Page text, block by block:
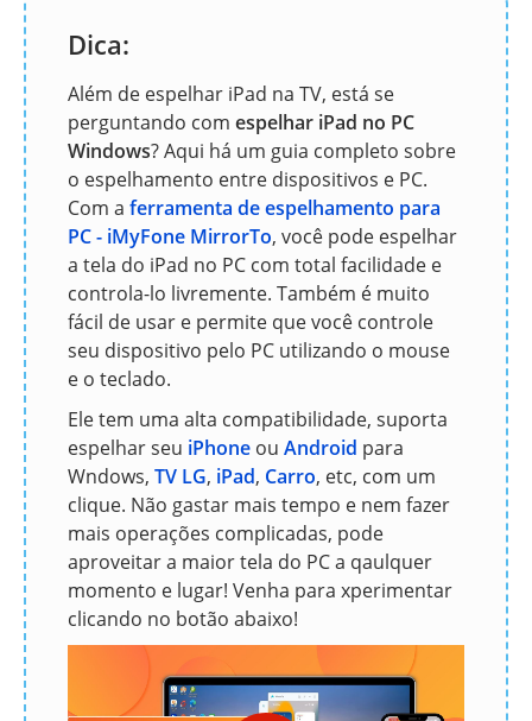
Dica:
Além de espelhar iPad na TV, está se
perguntando com espelhar iPad no PC
Windows? Aqui há um guia completo sobre
o espelhamento entre dispositivos e PC.
Com a ferramenta de espelhamento para
PC - iMyFone MirrorTo, você pode espelhar
a tela do iPad no PC com total facilidade e
controla-lo livremente. Também é muito
fácil de usar e permite que você controle
seu dispositivo pelo PC utilizando o mouse
e o teclado.
Ele tem uma alta compatibilidade, suporta
espelhar seu iPhone ou Android para
Wndows, TV LG, iPad, Carro, etc, com um
clique. Não gastar mais tempo e nem fazer
mais operações complicadas, pode
aproveitar a maior tela do PC a qaulquer
momento e lugar! Venha para xperimentar
clicando no botão abaixo!